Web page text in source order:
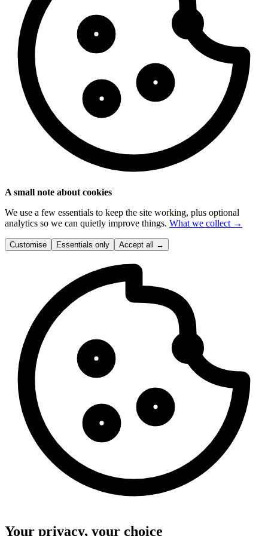
A small note about cookies
We use a few essentials to keep the site working, plus optional
analytics so we can quietly improve things. What we collect →
Customise Essentials only Accept all →
Your privacy, your choice